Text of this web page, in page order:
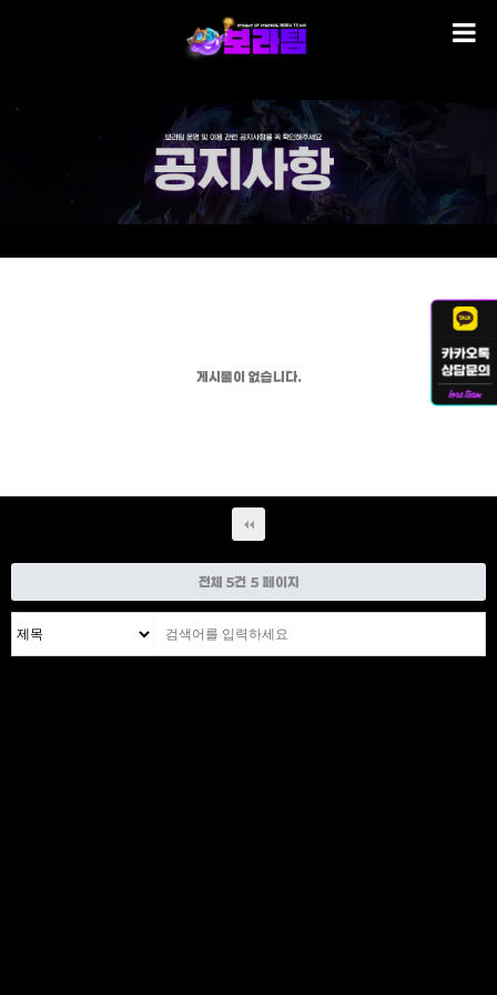
게시물이 없습니다.
전체 5건 5 페이지